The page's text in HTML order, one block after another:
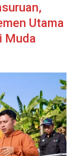
Utama
Muda